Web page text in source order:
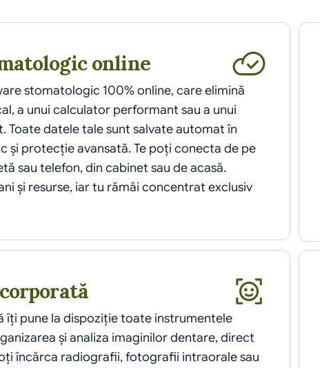
online
stomatologic 100% online, care elimină
a unui calculator performant sau a unui
Toate datele tale sunt salvate automat în
și protecție avansată. Te poți conecta de pe
sau telefon, din cabinet sau de acasă.
și resurse, iar tu rămâi concentrat exclusiv
îți pune la dispoziție toate instrumentele
și analiza imaginilor dentare, direct
încărca radiografii, fotografii intraorale sau